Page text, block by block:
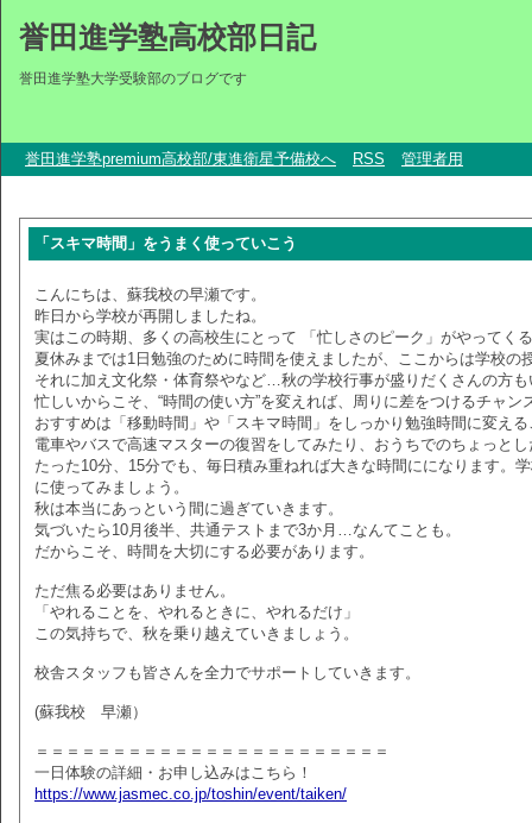
誉田進学塾高校部日記
誉田進学塾大学受験部のブログです
誉田進学塾premium高校部/東進衛星予備校へ RSS 管理者用
「スキマ時間」をうまく使っていこう
こんにちは、蘇我校の早瀬です。
昨日から学校が再開しましたね。
実はこの時期、多くの高校生にとって 「忙しさのピーク」がやってく
夏休みまでは1日勉強のために時間を使えましたが、ここからは学校の
それに加え文化祭・体育祭やなど…秋の学校行事が盛りだくさんの方
忙しいからこそ、“時間の使い方”を変えれば、周りに差をつけるチャン
おすすめは「移動時間」や「スキマ時間」をしっかり勉強時間に変え
電車やバスで高速マスターの復習をしてみたり、おうちでのちょっと
たった10分、15分でも、毎日積み重ねれば大きな時間にになります。
に使ってみましょう。
秋は本当にあっという間に過ぎていきます。
気づいたら10月後半、共通テストまで3か月…なんてことも。
だからこそ、時間を大切にする必要があります。
ただ焦る必要はありません。
「やれることを、やれるときに、やれるだけ」
この気持ちで、秋を乗り越えていきましょう。
校舎スタッフも皆さんを全力でサポートしていきます。
(蘇我校 早瀬）
＝＝＝＝＝＝＝＝＝＝＝＝＝＝＝＝＝＝＝＝＝＝＝
一日体験の詳細・お申し込みはこちら！
https://www.jasmec.co.jp/toshin/event/taiken/